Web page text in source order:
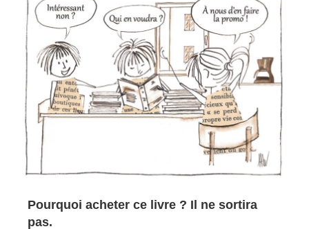
Pourquoi acheter ce livre ? Il ne sortira
pas.